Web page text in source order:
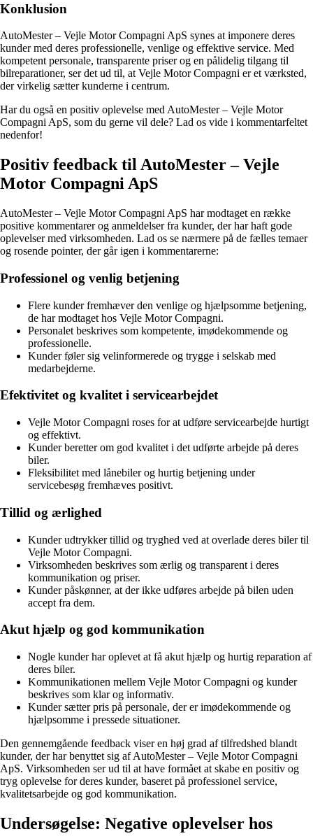
Konklusion
AutoMester – Vejle Motor Compagni ApS synes at imponere deres
kunder med deres professionelle, venlige og effektive service. Med
kompetent personale, transparente priser og en pålidelig tilgang til
bilreparationer, ser det ud til, at Vejle Motor Compagni er et værksted,
der virkelig sætter kunderne i centrum.
Har du også en positiv oplevelse med AutoMester – Vejle Motor
Compagni ApS, som du gerne vil dele? Lad os vide i kommentarfeltet
nedenfor!
Positiv feedback til AutoMester – Vejle
Motor Compagni ApS
AutoMester – Vejle Motor Compagni ApS har modtaget en række
positive kommentarer og anmeldelser fra kunder, der har haft gode
oplevelser med virksomheden. Lad os se nærmere på de fælles temaer
og rosende pointer, der går igen i kommentarerne:
Professionel og venlig betjening
Flere kunder fremhæver den venlige og hjælpsomme betjening,
de har modtaget hos Vejle Motor Compagni.
Personalet beskrives som kompetente, imødekommende og
professionelle.
Kunder føler sig velinformerede og trygge i selskab med
medarbejderne.
Efektivitet og kvalitet i servicearbejdet
Vejle Motor Compagni roses for at udføre servicearbejde hurtigt
og effektivt.
Kunder beretter om god kvalitet i det udførte arbejde på deres
biler.
Fleksibilitet med lånebiler og hurtig betjening under
servicebesøg fremhæves positivt.
Tillid og ærlighed
Kunder udtrykker tillid og tryghed ved at overlade deres biler til
Vejle Motor Compagni.
Virksomheden beskrives som ærlig og transparent i deres
kommunikation og priser.
Kunder påskønner, at der ikke udføres arbejde på bilen uden
accept fra dem.
Akut hjælp og god kommunikation
Nogle kunder har oplevet at få akut hjælp og hurtig reparation af
deres biler.
Kommunikationen mellem Vejle Motor Compagni og kunder
beskrives som klar og informativ.
Kunder sætter pris på personale, der er imødekommende og
hjælpsomme i pressede situationer.
Den gennemgående feedback viser en høj grad af tilfredshed blandt
kunder, der har benyttet sig af AutoMester – Vejle Motor Compagni
ApS. Virksomheden ser ud til at have formået at skabe en positiv og
tryg oplevelse for deres kunder, baseret på professionel service,
kvalitetsarbejde og god kommunikation.
Undersøgelse: Negative oplevelser hos